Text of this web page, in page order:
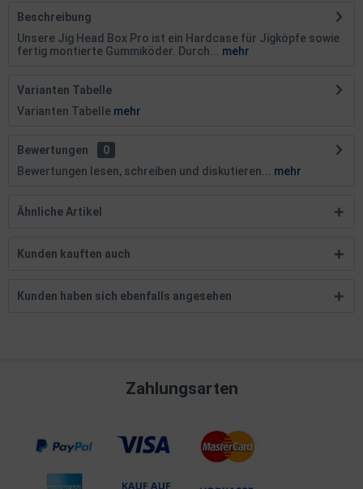
Beschreibung
Unsere Jig Head Box Pro ist ein Hardcase für Jigköpfe sowie
fertig montierte Gummiköder. Durch...
mehr
Varianten Tabelle
Varianten Tabelle mehr
Bewertungen
0
Bewertungen lesen, schreiben und diskutieren...
mehr
Ähnliche Artikel
Kunden kauften auch
Kunden haben sich ebenfalls angesehen
Zahlungsarten